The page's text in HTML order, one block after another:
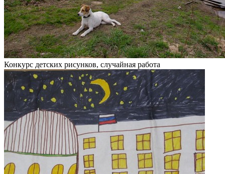
Конкурс детских рисунков, случайная работа